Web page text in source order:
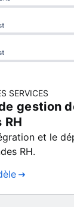
SERVICES
gestion
RH
et le
RH.